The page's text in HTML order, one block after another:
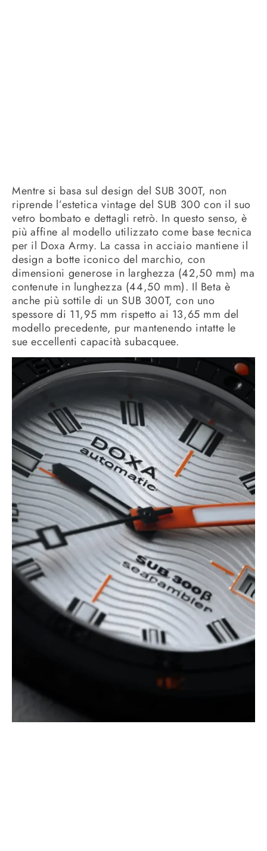
Mentre si basa sul design del SUB 300T, non
riprende l’estetica vintage del SUB 300 con il suo
vetro bombato e dettagli retrò. In questo senso, è
più affine al modello utilizzato come base tecnica
per il Doxa Army. La cassa in acciaio mantiene il
design a botte iconico del marchio, con
dimensioni generose in larghezza (42,50 mm) ma
contenute in lunghezza (44,50 mm). Il Beta è
anche più sottile di un SUB 300T, con uno
spessore di 11,95 mm rispetto ai 13,65 mm del
modello precedente, pur mantenendo intatte le
sue eccellenti capacità subacquee.